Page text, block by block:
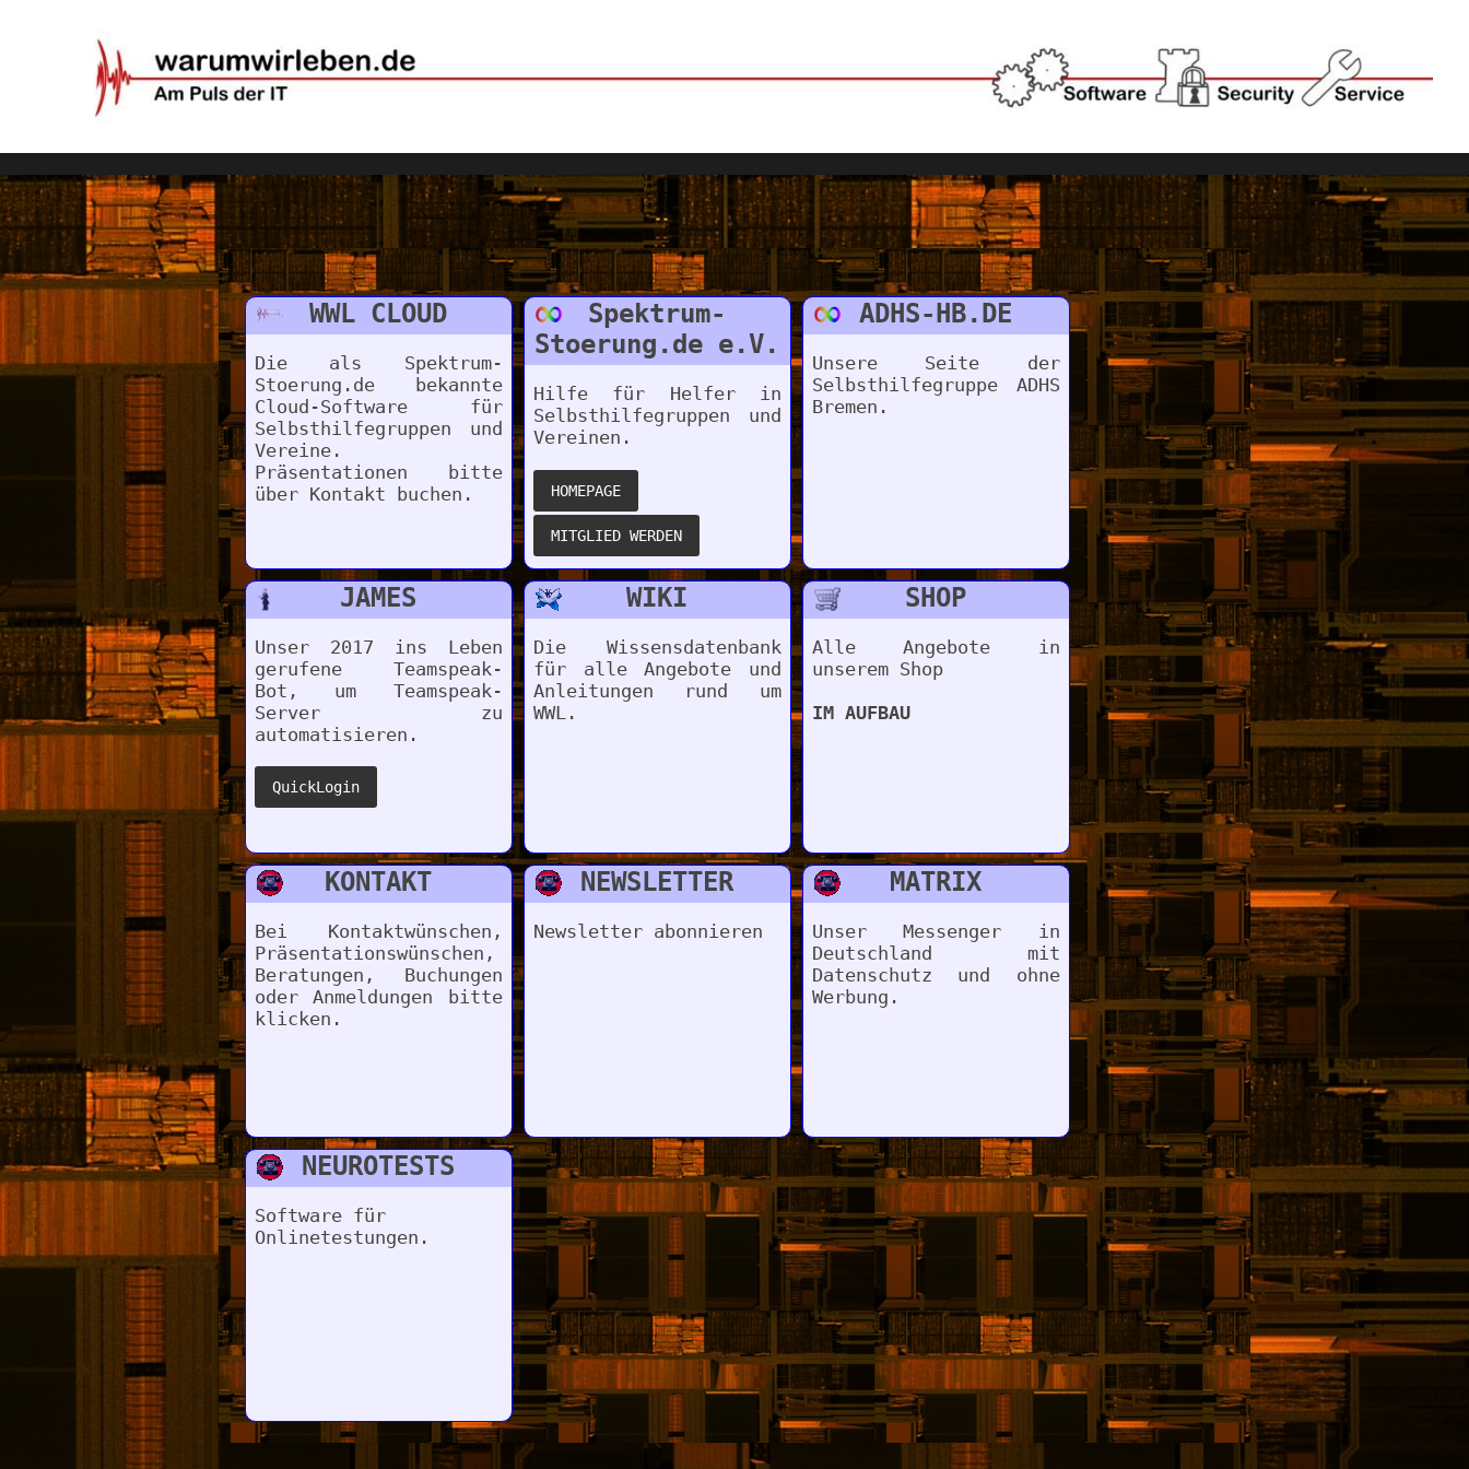
WWL CLOUD
Die als Spektrum-
Stoerung.de bekannte
Cloud-Software für
Selbsthilfegruppen und
Vereine.
Präsentationen bitte
über Kontakt buchen.
Spektrum-
Stoerung.de e.V.
Hilfe für Helfer in
Selbsthilfegruppen und
Vereinen.
ADHS-HB.DE
Unsere Seite der
Selbsthilfegruppe ADHS
Bremen.
JAMES
Unser 2017 ins Leben
gerufene Teamspeak-
Bot, um Teamspeak-
Server zu
automatisieren.
WIKI
Die Wissensdatenbank
für alle Angebote und
Anleitungen rund um
WWL.
SHOP
Alle Angebote in
unserem Shop
IM AUFBAU
KONTAKT
Bei Kontaktwünschen,
Präsentationswünschen,
Beratungen, Buchungen
oder Anmeldungen bitte
klicken.
NEWSLETTER
Newsletter abonnieren
MATRIX
Unser Messenger in
Deutschland mit
Datenschutz und ohne
Werbung.
NEUROTESTS
Software für
Onlinetestungen.